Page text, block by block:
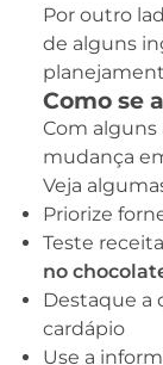
Por outro
de alguns
Como se
Com alguns
mudança
Veja
Priorize
Teste
no
Destaque a
cardápio
Use a